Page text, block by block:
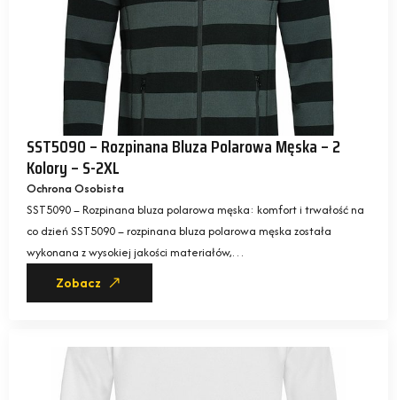
SST5090 – Rozpinana Bluza Polarowa Męska – 2
Kolory – S-2XL
Ochrona Osobista
SST5090 – Rozpinana bluza polarowa męska: komfort i trwałość na
co dzień SST5090 – rozpinana bluza polarowa męska została
wykonana z wysokiej jakości materiałów,…
Zobacz